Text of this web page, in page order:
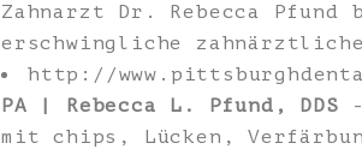
Zahnarzt Dr. Rebecca
erschwingliche zahnärztliche
http://
PA | Rebecca L. Pfund, DDS
mit chips, Lücken,